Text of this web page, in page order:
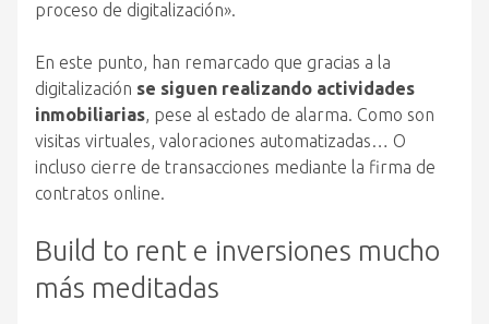
proceso de digitalización».
En este punto, han remarcado que gracias a la
digitalización se siguen realizando actividades
inmobiliarias, pese al estado de alarma. Como son
visitas virtuales, valoraciones automatizadas… O
incluso cierre de transacciones mediante la firma de
contratos online.
Build to rent e inversiones mucho
más meditadas